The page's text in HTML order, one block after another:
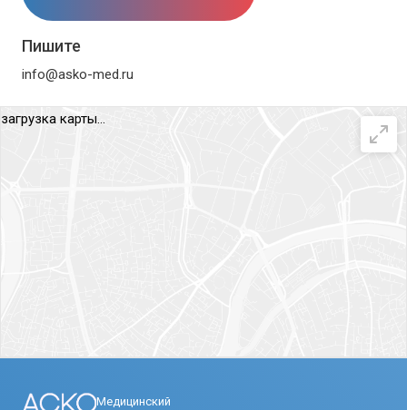
Пишите
info@asko-med.ru
загрузка карты...
Медицинский